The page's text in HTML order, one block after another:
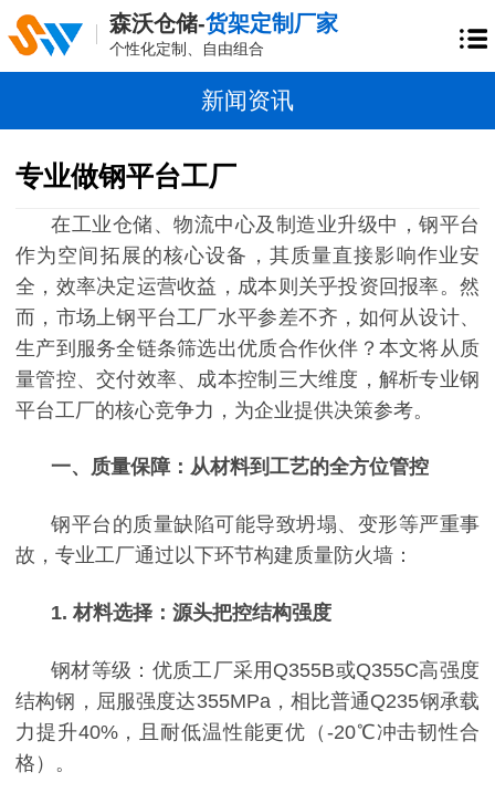
森沃仓储-货架定制厂家
个性化定制、自由组合
新闻资讯
专业做钢平台工厂
在工业仓储、物流中心及制造业升级中，钢平台
作为空间拓展的核心设备，其质量直接影响作业安
全，效率决定运营收益，成本则关乎投资回报率。然
而，市场上钢平台工厂水平参差不齐，如何从设计、
生产到服务全链条筛选出优质合作伙伴？本文将从质
量管控、交付效率、成本控制三大维度，解析专业钢
平台工厂的核心竞争力，为企业提供决策参考。
一、质量保障：从材料到工艺的全方位管控
钢平台的质量缺陷可能导致坍塌、变形等严重事
故，专业工厂通过以下环节构建质量防火墙：
1. 材料选择：源头把控结构强度
钢材等级：优质工厂采用 Q355B或Q355C高强度
结构钢，屈服强度达355MPa，相比普通Q235钢承载
力提升40%，且耐低温性能更优（-20℃冲击韧性合
格）。